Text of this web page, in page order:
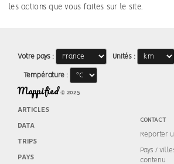
les actions que vous faites sur le site.
Votre pays : Unités :
Température :
Mappified© 2025
ARTICLES
DATA
TRIPS
PAYS
CONTACT
Reporter
Pays /
contenu